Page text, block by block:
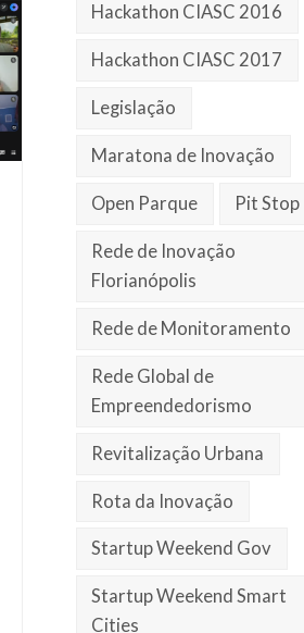
Hackathon CIASC 2016
Hackathon CIASC 2017
Legislação
Maratona de Inovação
Open Parque Pit Stop
Rede de Inovação
Florianópolis
Rede de Monitoramento
Rede Global de
Empreendedorismo
Revitalização Urbana
Rota da Inovação
Startup Weekend Gov
Startup Weekend Smart
Cities